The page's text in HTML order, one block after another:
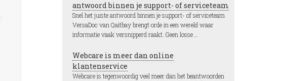
antwoord binnen je support- of serviceteam
Snel het juiste antwoord binnen je support- of serviceteam
VersaDoc van Qaitbay brengt orde in een wereld waar
informatie vaak versnipperd raakt. Geen losse …
Webcare is meer dan online
klantenservice
Webcare is tegenwoordig veel meer dan het beantwoorden